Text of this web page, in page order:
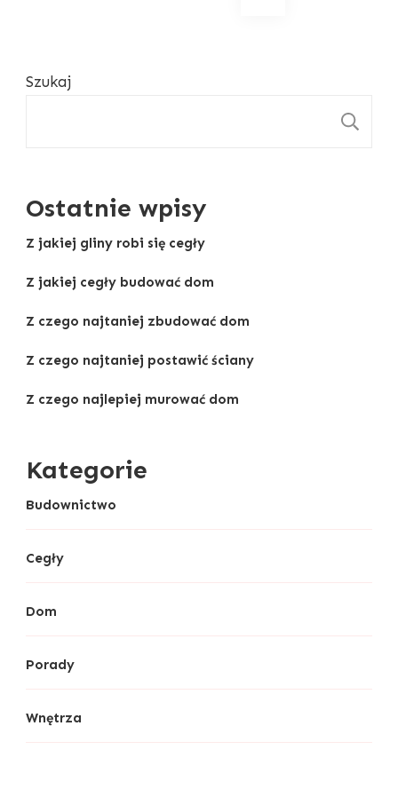
Szukaj
Ostatnie wpisy
Z jakiej gliny robi się cegły
Z jakiej cegły budować dom
Z czego najtaniej zbudować dom
Z czego najtaniej postawić ściany
Z czego najlepiej murować dom
Kategorie
Budownictwo
Cegły
Dom
Porady
Wnętrza